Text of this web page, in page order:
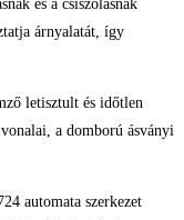
és a csiszolásnak
árnyalatát, így
letisztult és időtlen
a domború ásványi
automata szerkezet